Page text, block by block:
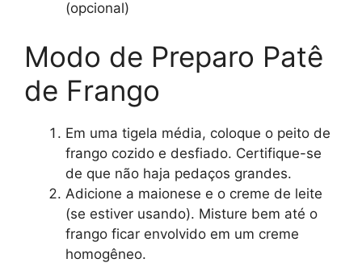
(opcional)
Modo de Preparo Patê
de Frango
Em uma tigela média, coloque o peito de
frango cozido e desfiado. Certifique-se
de que não haja pedaços grandes.
Adicione a maionese e o creme de leite
(se estiver usando). Misture bem até o
frango ficar envolvido em um creme
homogêneo.